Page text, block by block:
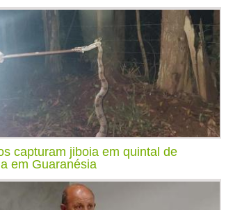
capturam jiboia em quintal de
em Guaranésia